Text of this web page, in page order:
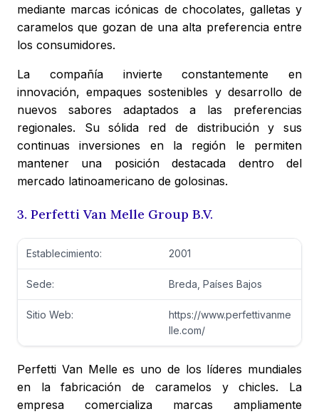
mediante marcas icónicas de chocolates, galletas y
caramelos que gozan de una alta preferencia entre
los consumidores.
La compañía invierte constantemente en
innovación, empaques sostenibles y desarrollo de
nuevos sabores adaptados a las preferencias
regionales. Su sólida red de distribución y sus
continuas inversiones en la región le permiten
mantener una posición destacada dentro del
mercado latinoamericano de golosinas.
3. Perfetti Van Melle Group B.V.
Establecimiento: 2001
Sede: Breda, Países Bajos
Sitio Web:
https://www.perfettivanme
lle.com/
Perfetti Van Melle es uno de los líderes mundiales
en la fabricación de caramelos y chicles. La
empresa comercializa marcas ampliamente